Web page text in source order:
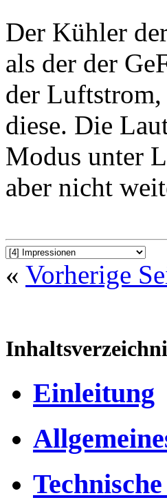
Der Kühler
als der der
der
diese. Die
Modus unter
aber nicht
« Vorherige
Einleitung